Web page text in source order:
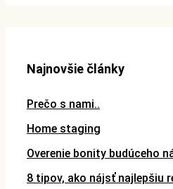
Najnovšie články
Prečo s nami..
Home staging
Overenie bonity budúceho
8 tipov, ako nájsť najlepšiu